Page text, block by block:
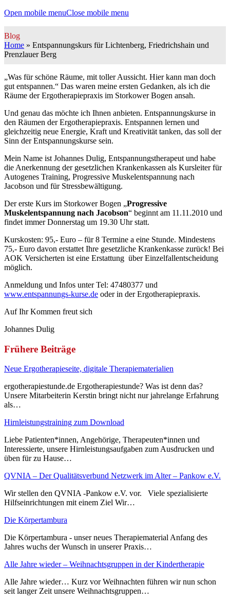
Open mobile menuClose mobile menu
Blog
Home » Entspannungskurs für Lichtenberg, Friedrichshain und
Prenzlauer Berg
„Was für schöne Räume, mit toller Aussicht. Hier kann man doch
gut entspannen.“ Das waren meine ersten Gedanken, als ich die
Räume der Ergotherapiepraxis im Storkower Bogen ansah.
Und genau das möchte ich Ihnen anbieten. Entspannungskurse in
den Räumen der Ergotherapiepraxis. Entspannen lernen und
gleichzeitig neue Energie, Kraft und Kreativität tanken, das soll der
Sinn der Entspannungskurse sein.
Mein Name ist Johannes Dulig, Entspannungstherapeut und habe
die Anerkennung der gesetzlichen Krankenkassen als Kursleiter für
Autogenes Training, Progressive Muskelentspannung nach
Jacobson und für Stressbewältigung.
Der erste Kurs im Storkower Bogen „Progressive
Muskelentspannung nach Jacobson“ beginnt am 11.11.2010 und
findet immer Donnerstag um 19.30 Uhr statt.
Kurskosten: 95,- Euro – für 8 Termine a eine Stunde. Mindestens
75,- Euro davon erstattet Ihre gesetzliche Krankenkasse zurück! Bei
AOK Versicherten ist eine Erstattung über Einzelfallentscheidung
möglich.
Anmeldung und Infos unter Tel: 47480377 und
www.entspannungs-kurse.de oder in der Ergotherapiepraxis.
Auf Ihr Kommen freut sich
Johannes Dulig
Frühere Beiträge
Neue Ergotherapieseite, digitale Therapiematerialien
ergotherapiestunde.de Ergotherapiestunde? Was ist denn das?
Unsere Mitarbeiterin Kerstin bringt nicht nur jahrelange Erfahrung
als…
Hirnleistungstraining zum Download
Liebe Patienten*innen, Angehörige, Therapeuten*innen und
Interessierte, unsere Hirnleistungsaufgaben zum Ausdrucken und
üben für zu Hause…
QVNIA – Der Qualitätsverbund Netzwerk im Alter – Pankow e.V.
Wir stellen den QVNIA -Pankow e.V. vor. Viele spezialisierte
Hilfseinrichtungen mit einem Ziel Wir…
Die Körpertambura
Die Körpertambura - unser neues Therapiematerial Anfang des
Jahres wuchs der Wunsch in unserer Praxis…
Alle Jahre wieder – Weihnachtsgruppen in der Kindertherapie
Alle Jahre wieder… Kurz vor Weihnachten führen wir nun schon
seit langer Zeit unsere Weihnachtsgruppen…